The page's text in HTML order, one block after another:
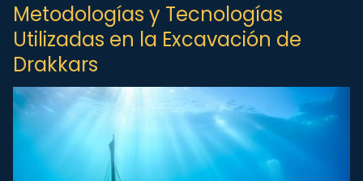
Metodologías y Tecnologías
Utilizadas en la Excavación de
Drakkars